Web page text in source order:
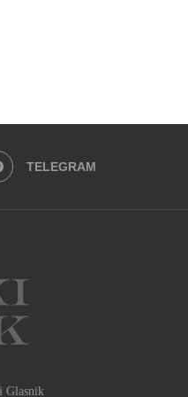
TELEGRAM
Glasnik